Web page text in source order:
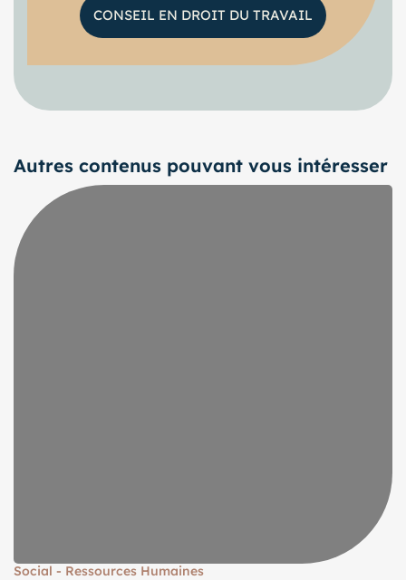
CONSEIL EN DROIT DU TRAVAIL
Autres contenus pouvant vous intéresser
Social - Ressources Humaines